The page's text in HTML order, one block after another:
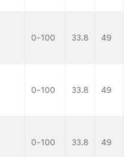
0-100 33.8 49
0-100 33.8 49
0-100 33.8 49